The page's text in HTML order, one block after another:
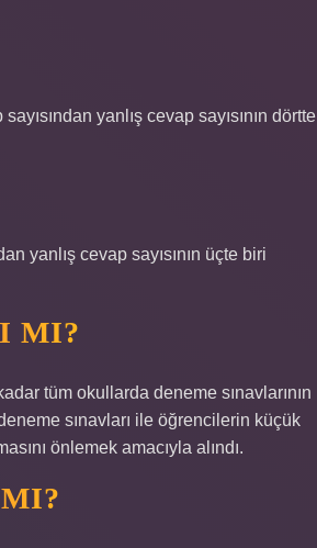
yanlış cevap sayısının dörtte
yanlış cevap sayısının üçte biri
MI?
tüm okullarda deneme sınavlarının
sınavları ile öğrencilerin küçük
önlemek amacıyla alındı.